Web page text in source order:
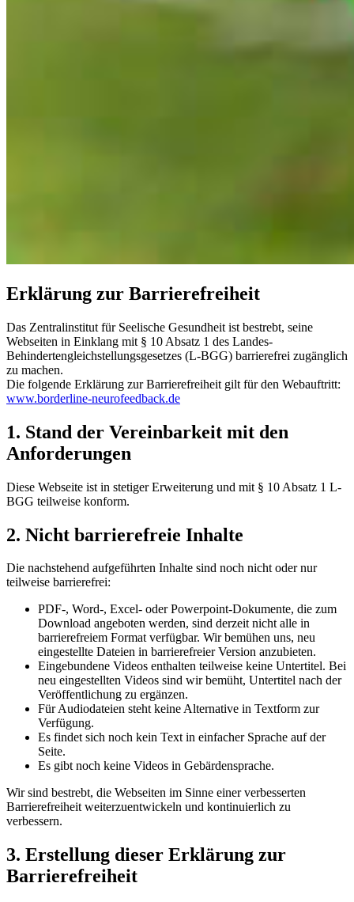
Erklärung zur Barrierefreiheit
Das Zentralinstitut für Seelische Gesundheit ist bestrebt, seine
Webseiten in Einklang mit § 10 Absatz 1 des Landes-
Behindertengleichstellungsgesetzes (L-BGG) barrierefrei zugänglich
zu machen.
Die folgende Erklärung zur Barrierefreiheit gilt für den Webauftritt:
www.borderline-neurofeedback.de
1. Stand der Vereinbarkeit mit den
Anforderungen
Diese Webseite ist in stetiger Erweiterung und mit § 10 Absatz 1 L-
BGG teilweise konform.
2. Nicht barrierefreie Inhalte
Die nachstehend aufgeführten Inhalte sind noch nicht oder nur
teilweise barrierefrei:
PDF-, Word-, Excel- oder Powerpoint-Dokumente, die zum
Download angeboten werden, sind derzeit nicht alle in
barrierefreiem Format verfügbar. Wir bemühen uns, neu
eingestellte Dateien in barrierefreier Version anzubieten.
Eingebundene Videos enthalten teilweise keine Untertitel. Bei
neu eingestellten Videos sind wir bemüht, Untertitel nach der
Veröffentlichung zu ergänzen.
Für Audiodateien steht keine Alternative in Textform zur
Verfügung.
Es findet sich noch kein Text in einfacher Sprache auf der
Seite.
Es gibt noch keine Videos in Gebärdensprache.
Wir sind bestrebt, die Webseiten im Sinne einer verbesserten
Barrierefreiheit weiterzuentwickeln und kontinuierlich zu
verbessern.
3. Erstellung dieser Erklärung zur
Barrierefreiheit